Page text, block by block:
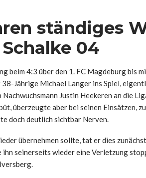
ständiges
04
beim 4:3 über den 1. FC Magdeburg bis
38-Jährige Michael Langer ins Spiel,
Nachwuchsmann Justin Heekeren an die
überzeugte aber bei seinen Einsätzen,
doch deutlich sichtbar Nerven.
übernehmen sollte, tat er dies
ihn seinerseits wieder eine Verletzung